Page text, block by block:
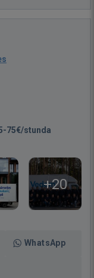
75€/stunda
+20
WhatsApp